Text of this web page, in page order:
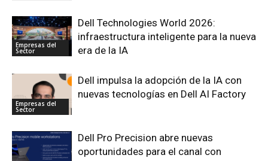
Empresas del
Sector
Dell Technologies World 2026:
infraestructura inteligente para la nueva
era de la IA
Empresas del
Sector
Dell impulsa la adopción de la IA con
nuevas tecnologías en Dell AI Factory
Dell Pro Precision abre nuevas
oportunidades para el canal con